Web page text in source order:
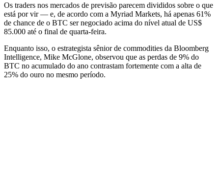
Os traders nos mercados de previsão parecem divididos sobre o que
está por vir — e, de acordo com a Myriad Markets, há apenas 61%
de chance de o BTC ser negociado acima do nível atual de US$
85.000 até o final de quarta-feira.
Enquanto isso, o estrategista sênior de commodities da Bloomberg
Intelligence, Mike McGlone, observou que as perdas de 9% do
BTC no acumulado do ano contrastam fortemente com a alta de
25% do ouro no mesmo período.